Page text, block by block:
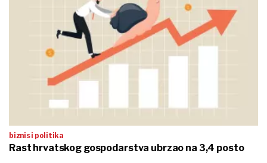
biznis i politika
Rast hrvatskog gospodarstva ubrzao na 3,4 posto